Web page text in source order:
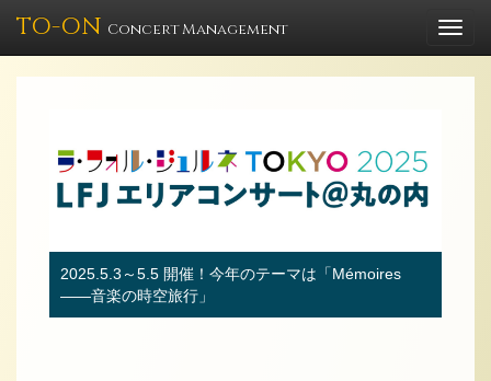
TO-ON Concert Management
2025.5.3～5.5 開催！今年のテーマは「Mémoires
――音楽の時空旅行」